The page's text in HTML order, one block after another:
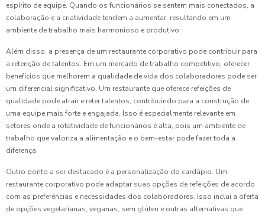
espírito de equipe. Quando os funcionários se sentem mais conectados, a
colaboração e a criatividade tendem a aumentar, resultando em um
ambiente de trabalho mais harmonioso e produtivo.
Além disso, a presença de um restaurante corporativo pode contribuir para
a retenção de talentos. Em um mercado de trabalho competitivo, oferecer
benefícios que melhorem a qualidade de vida dos colaboradores pode ser
um diferencial significativo. Um restaurante que oferece refeições de
qualidade pode atrair e reter talentos, contribuindo para a construção de
uma equipe mais forte e engajada. Isso é especialmente relevante em
setores onde a rotatividade de funcionários é alta, pois um ambiente de
trabalho que valoriza a alimentação e o bem-estar pode fazer toda a
diferença.
Outro ponto a ser destacado é a personalização do cardápio. Um
restaurante corporativo pode adaptar suas opções de refeições de acordo
com as preferências e necessidades dos colaboradores. Isso inclui a oferta
de opções vegetarianas, veganas, sem glúten e outras alternativas que